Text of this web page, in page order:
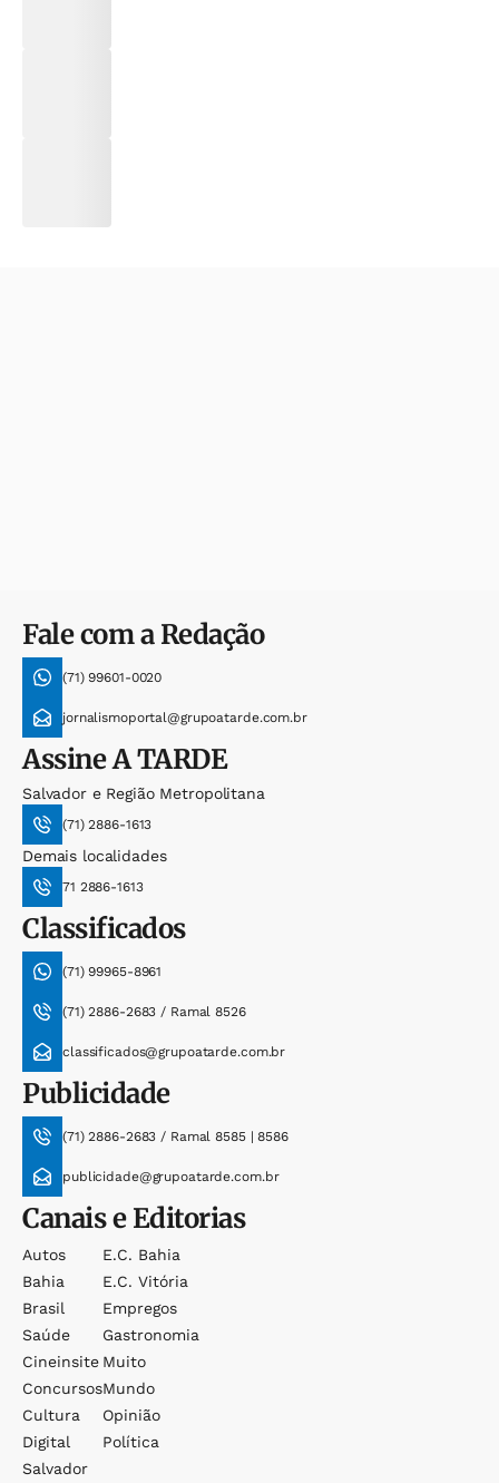
Fale com a Redação
(71) 99601-0020
jornalismoportal@grupoatarde.com.br
AssineA TARDE
Salvador e Região Metropolitana
(71) 2886-1613
Demais localidades
71 2886-1613
Classificados
(71) 99965-8961
(71) 2886-2683 / Ramal 8526
classificados@grupoatarde.com.br
Publicidade
(71) 2886-2683 / Ramal 8585 | 8586
publicidade@grupoatarde.com.br
Canais e Editorias
Autos
Bahia
Brasil
Saúde
Cineinsite
Concursos
Cultura
Digital
Salvador
E.c. Bahia
E.c. Vitória
Empregos
Gastronomia
Muito
Mundo
Opinião
Política